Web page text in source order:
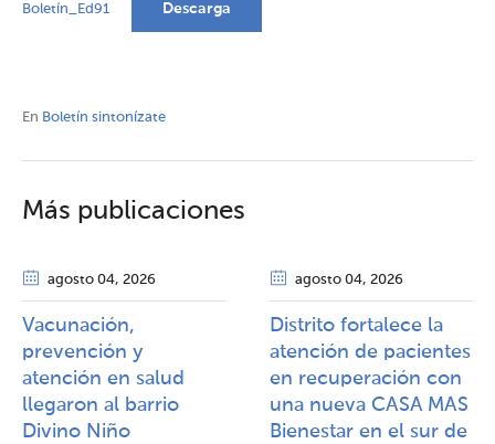
Boletín_Ed91 Descarga
En Boletín sintonízate
Más publicaciones
agosto 04, 2026
Vacunación,
prevención y
atención en salud
llegaron al barrio
Divino Niño
agosto 04, 2026
Distrito fortalece la
atención de pacientes
en recuperación con
una nueva CASA MAS
Bienestar en el sur de